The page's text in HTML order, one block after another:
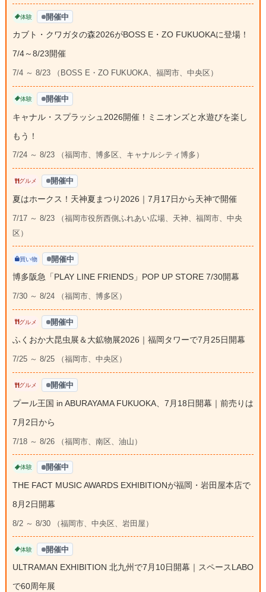
体験 開催中
カブト・クワガタの森2026がBOSS E・ZO FUKUOKAに登場！
7/4～8/23開催
7/4 ～ 8/23 （BOSS E・ZO FUKUOKA、福岡市、中央区）
体験 開催中
キャナル・スプラッシュ2026開催！ミニオンズと水遊びを楽し
もう！
7/24 ～ 8/23 （福岡市、博多区、キャナルシティ博多）
グルメ 開催中
夏はホークス！天神夏まつり2026｜7月17日から天神で開催
7/17 ～ 8/23 （福岡市役所西側ふれあい広場、天神、福岡市、中央
区）
買い物 開催中
博多阪急「PLAY LINE FRIENDS」POP UP STORE 7/30開幕
7/30 ～ 8/24 （福岡市、博多区）
グルメ 開催中
ふくおか大昆虫展＆大鉱物展2026｜福岡タワーで7月25日開幕
7/25 ～ 8/25 （福岡市、中央区）
グルメ 開催中
プール王国 in ABURAYAMA FUKUOKA、7月18日開幕｜前売りは
7月2日から
7/18 ～ 8/26 （福岡市、南区、油山）
体験 開催中
THE FACT MUSIC AWARDS EXHIBITIONが福岡・岩田屋本店で
8月2日開幕
8/2 ～ 8/30 （福岡市、中央区、岩田屋）
体験 開催中
ULTRAMAN EXHIBITION 北九州で7月10日開幕｜スペースLABO
で60周年展